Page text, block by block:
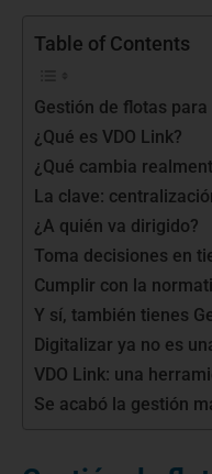
Table of Contents
Gestión de flotas
¿Qué es VDO Link?
¿Qué cambia
La clave:
¿A quién va dirigido?
Toma decisiones en
Cumplir con la
Y sí, también tienes
Digitalizar ya no es
VDO Link: una
Se acabó la gestión